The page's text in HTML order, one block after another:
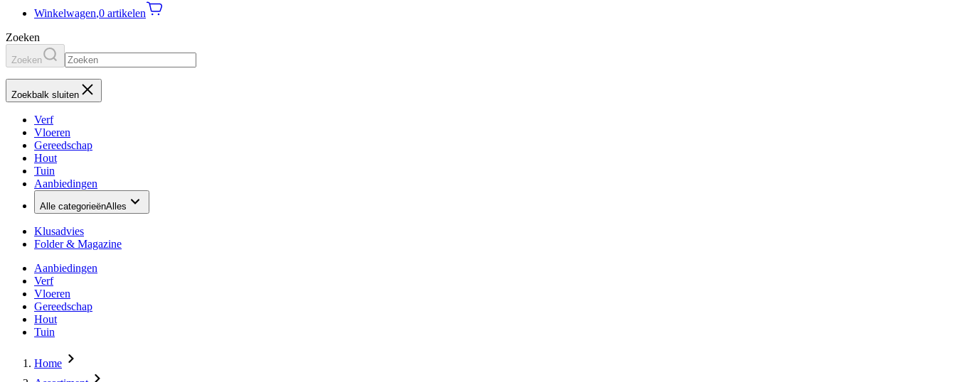
Winkelwagen,0 artikelen
Zoeken
Zoeken
Zoekbalk sluiten
Verf
Vloeren
Gereedschap
Hout
Tuin
Aanbiedingen
Alle categorieënAlles
Klusadvies
Folder & Magazine
Aanbiedingen
Verf
Vloeren
Gereedschap
Hout
Tuin
Home